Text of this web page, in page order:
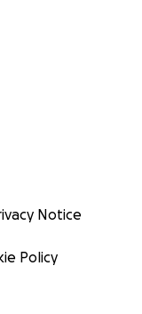
Notice
Policy